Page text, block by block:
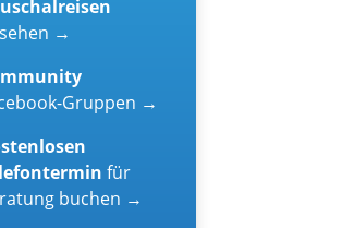
→
Gruppen →
für
buchen →